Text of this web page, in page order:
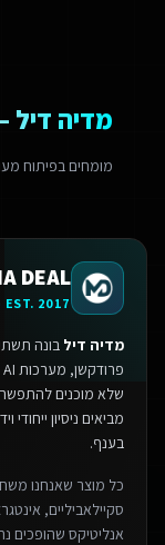
מדיה דיל
מומחים בפיתוח
DEAL
EST. 2017
מדיה דיל
שלא מוכנים
מביאים ניסיון
בענף.
כל מוצר שאנחנו
אנליטיקס שהופכים